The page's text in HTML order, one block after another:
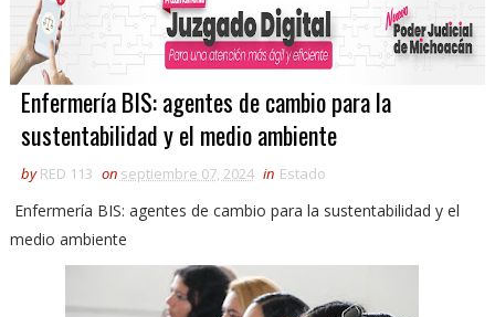
Enfermería BIS: agentes de cambio para la
sustentabilidad y el medio ambiente
by RED 113 on septiembre 07, 2024 in Estado
Enfermería BIS: agentes de cambio para la sustentabilidad y el
medio ambiente